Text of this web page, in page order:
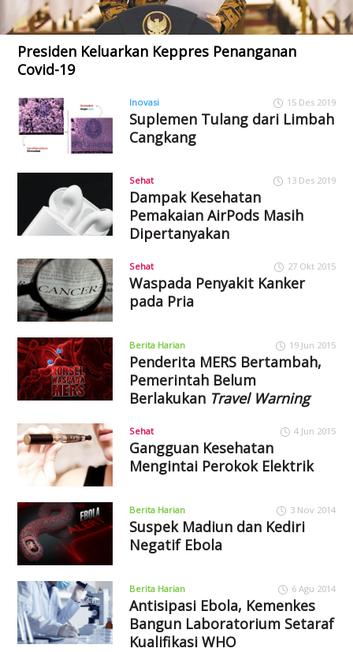
Presiden Keluarkan Keppres Penanganan
Covid-19
Inovasi 15 Des 2019
Suplemen Tulang dari Limbah
Cangkang
Sehat 13 Des 2019
Dampak Kesehatan
Pemakaian AirPods Masih
Dipertanyakan
Sehat 27 Okt 2015
Waspada Penyakit Kanker
pada Pria
Berita Harian 19 Jun 2015
Penderita MERS Bertambah,
Pemerintah Belum
Berlakukan Travel Warning
Sehat 4 Jun 2015
Gangguan Kesehatan
Mengintai Perokok Elektrik
Berita Harian 3 Nov 2014
Suspek Madiun dan Kediri
Negatif Ebola
Berita Harian 6 Agu 2014
Antisipasi Ebola, Kemenkes
Bangun Laboratorium Setaraf
Kualifikasi WHO